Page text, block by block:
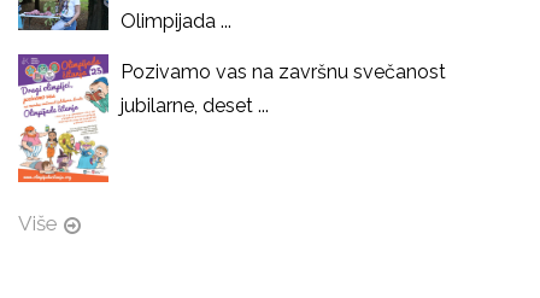
Olimpijada ...
Pozivamo vas na završnu svečanost
jubilarne, deset ...
Više